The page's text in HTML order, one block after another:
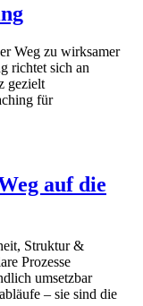
Weg zu wirksamer
richtet sich an
gezielt
für
auf die
Struktur &
Prozesse
umsetzbar
– sie sind die